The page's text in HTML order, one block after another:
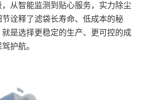
从智能监测到贴心服务，实力除尘
诠释了滤袋长寿命、低成本的秘
是选择更稳定的生产、更可控的成
护航。